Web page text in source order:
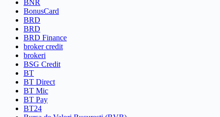
BNR
BonusCard
BRD
BRD
BRD Finance
broker credit
brokeri
BSG Credit
BT
BT Direct
BT Mic
BT Pay
BT24